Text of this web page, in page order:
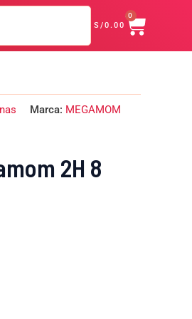
S/0.00
0
CART
Marca: MEGAMOM
2H 8